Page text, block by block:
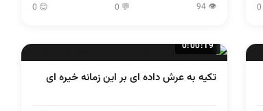
👁 94
💬 0
😊 0
0:00:19
تکیه به عرش داده ای بر این زمانه خیره ای